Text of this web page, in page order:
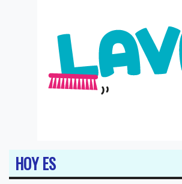
HOY ES